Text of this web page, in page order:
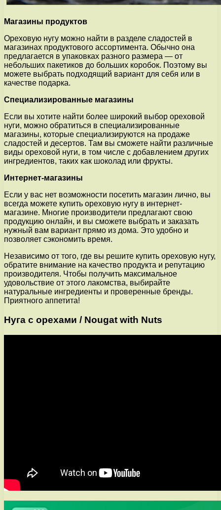
Магазины продуктов
Ореховую нугу можно найти в разделе сладостей в
магазинах продуктового ассортимента. Обычно она
предлагается в упаковках разного размера — от
небольших пакетиков до больших коробок. Поэтому вы
можете выбрать подходящий вариант для себя или в
качестве подарка.
Специализированные магазины
Если вы хотите найти более широкий выбор ореховой
нуги, можно обратиться в специализированные
магазины, которые специализируются на продаже
сладостей и десертов. Там вы сможете найти различные
виды ореховой нуги, в том числе с добавлением других
ингредиентов, таких как шоколад или фрукты.
Интернет-магазины
Если у вас нет возможности посетить магазин лично, вы
всегда можете купить ореховую нугу в интернет-
магазине. Многие производители предлагают свою
продукцию онлайн, и вы сможете выбрать и заказать
нужный вам вариант прямо из дома. Это удобно и
позволяет сэкономить время.
Независимо от того, где вы решите купить ореховую нугу,
обратите внимание на качество продукта и репутацию
производителя. Чтобы получить максимальное
удовольствие от этого лакомства, выбирайте
натуральные ингредиенты и проверенные бренды.
Приятного аппетита!
Нуга с орехами / Nougat with Nuts